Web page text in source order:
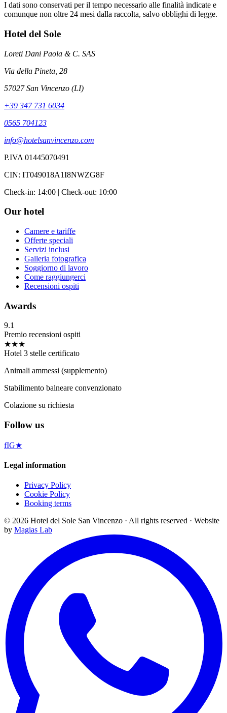
I dati sono conservati per il tempo necessario alle finalità indicate e
comunque non oltre 24 mesi dalla raccolta, salvo obblighi di legge.
Hotel del Sole
Loreti Dani Paola & C. SAS
Via della Pineta, 28
57027 San Vincenzo (LI)
+39 347 731 6034
0565 704123
info@hotelsanvincenzo.com
P.IVA 01445070491
CIN: IT049018A1I8NWZG8F
Check-in: 14:00 | Check-out: 10:00
Our hotel
Camere e tariffe
Offerte speciali
Servizi inclusi
Galleria fotografica
Soggiorno di lavoro
Come raggiungerci
Recensioni ospiti
Awards
9.1
Premio recensioni ospiti
★★★
Hotel 3 stelle certificato
Animali ammessi (supplemento)
Stabilimento balneare convenzionato
Colazione su richiesta
Follow us
fIG★
Legal information
Privacy Policy
Cookie Policy
Booking terms
© 2026 Hotel del Sole San Vincenzo · All rights reserved · Website
by Magias Lab